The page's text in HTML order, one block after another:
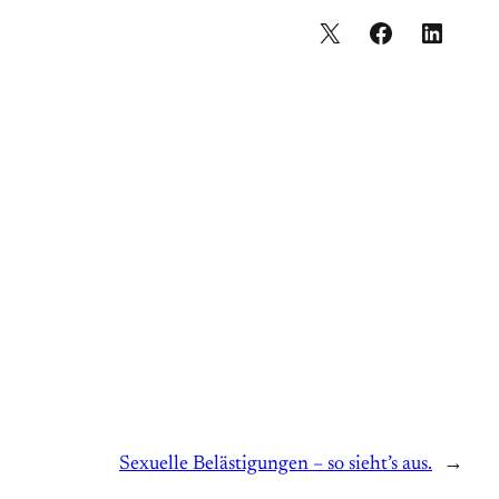
Sexuelle Belästigungen – so sieht’s aus. →